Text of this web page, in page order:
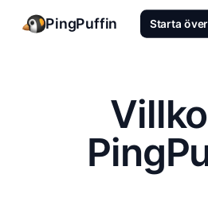
PingPuffin Starta